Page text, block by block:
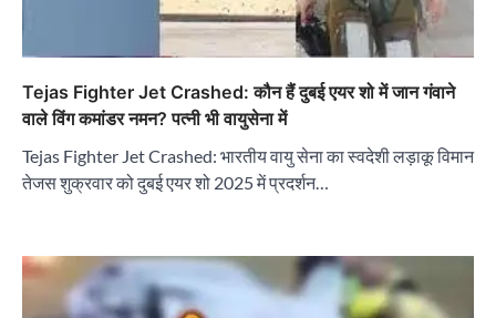
Tejas Fighter Jet Crashed: कौन हैं दुबई एयर शो में जान गंवाने
वाले विंग कमांडर नमन? पत्नी भी वायुसेना में
Tejas Fighter Jet Crashed: भारतीय वायु सेना का स्वदेशी लड़ाकू विमान
तेजस शुक्रवार को दुबई एयर शो 2025 में प्रदर्शन…